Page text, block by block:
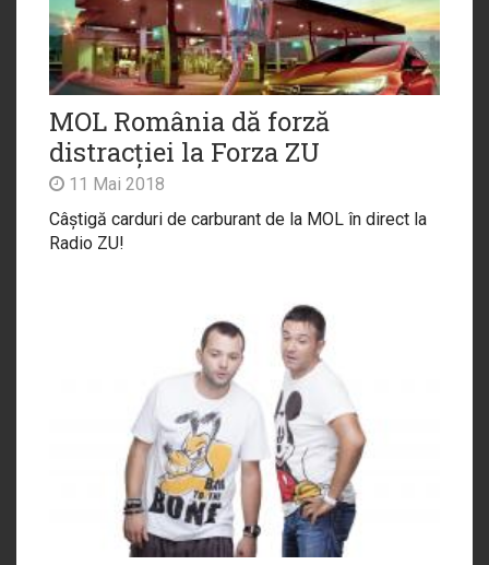
MOL România dă forză
distracției la Forza ZU
11 Mai 2018
Câștigă carduri de carburant de la MOL în direct la
Radio ZU!